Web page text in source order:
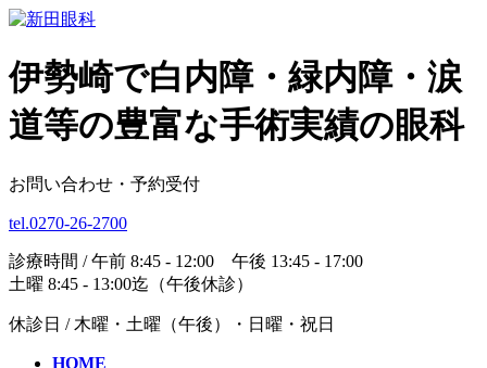
伊勢崎で白内障・緑内障・涙
道等の豊富な手術実績の眼科
お問い合わせ・予約受付
tel.0270-26-2700
診療時間 / 午前 8:45 - 12:00 午後 13:45 - 17:00
土曜 8:45 - 13:00迄（午後休診）
休診日 / 木曜・土曜（午後）・日曜・祝日
HOME